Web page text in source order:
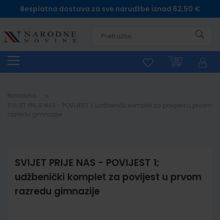
Besplatna dostava za sve narudžbe iznad 62,50 €
Naslovna
SVIJET PRIJE NAS - POVIJEST 1;
udžbenički komplet za povijest u prvom
razredu gimnazije